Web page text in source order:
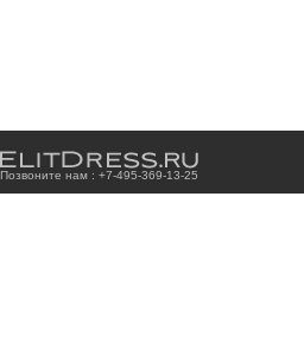
Позвоните нам : +7-495-369-13-25